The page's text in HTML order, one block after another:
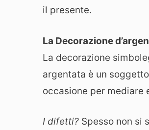
il presente.
La Decorazione
La decorazione
argentata è un
occasione per mediare
I difetti? Spesso non si